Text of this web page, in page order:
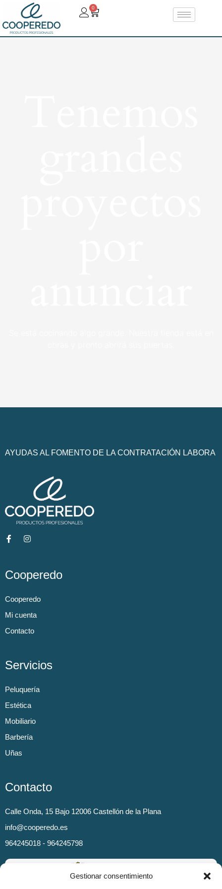
Gestionar consentimiento
0
AYUDAS AL FOMENTO DE LA CONTRATACIÓN LABORA
Cooperedo
Cooperedo
Mi cuenta
Contacto
Servicios
Peluquería
Estética
Mobiliario
Barbería
Uñas
Contacto
Calle Onda, 15 Bajo 12006 Castellón de la Plana
info@cooperedo.es
964245018 - 964245798